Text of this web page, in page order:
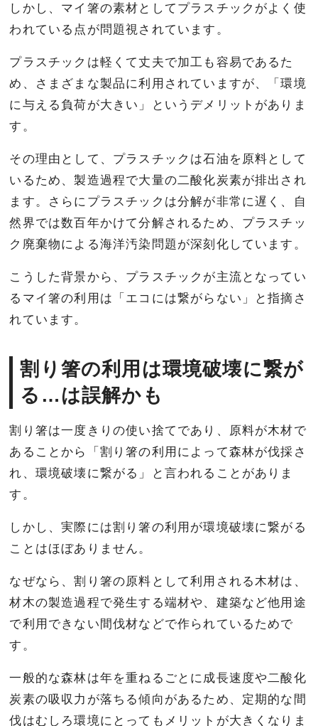
しかし、マイ箸の素材としてプラスチックがよく使
われている点が問題視されています。
プラスチックは軽くて丈夫で加工も容易であるた
め、さまざまな製品に利用されていますが、「環境
に与える負荷が大きい」というデメリットがありま
す。
その理由として、プラスチックは石油を原料として
いるため、製造過程で大量の二酸化炭素が排出され
ます。さらにプラスチックは分解が非常に遅く、自
然界では数百年かけて分解されるため、プラスチッ
ク廃棄物による海洋汚染問題が深刻化しています。
こうした背景から、プラスチックが主流となってい
るマイ箸の利用は「エコには繋がらない」と指摘さ
れています。
割り箸の利用は環境破壊に繋が
る…は誤解かも
割り箸は一度きりの使い捨てであり、原料が木材で
あることから「割り箸の利用によって森林が伐採さ
れ、環境破壊に繋がる」と言われることがありま
す。
しかし、実際には割り箸の利用が環境破壊に繋がる
ことはほぼありません。
なぜなら、割り箸の原料として利用される木材は、
材木の製造過程で発生する端材や、建築など他用途
で利用できない間伐材などで作られているためで
す。
一般的な森林は年を重ねるごとに成長速度や二酸化
炭素の吸収力が落ちる傾向があるため、定期的な間
伐はむしろ環境にとってもメリットが大きくなりま